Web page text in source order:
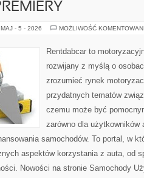
MAJ - 5 - 2026 MOŻLIWOŚĆ
Rentdabcar to
rozwijany z myślą o
zrozumieć rynek
przydatnych tematów
czemu może być
zarówno dla
samochodów. To portal, w
aspektów korzystania z auta, od
Nowości na stronie Samochody